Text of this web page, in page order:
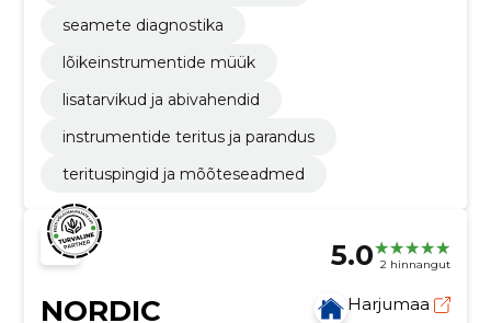
seamete diagnostika
lõikeinstrumentide müük
lisatarvikud ja abivahendid
instrumentide teritus ja parandus
terituspingid ja mõõteseadmed
5.0 2 hinnangut
NORDIC
Harjumaa